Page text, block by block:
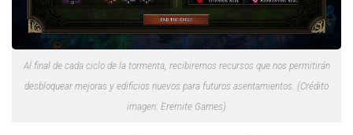
Al final de cada ciclo de la tormenta, recibiremos recursos que nos permitirán
desbloquear mejoras y edificios nuevos para futuros asentamientos. (Crédito
imagen: Eremite Games)